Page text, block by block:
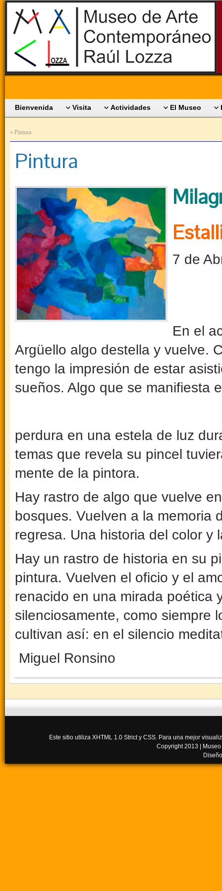
Bienvenida Visita Actividades El Museo
« Pintura
Pintura
7 de
En el
Argüello algo destella y vuelve.
tengo la impresión de estar
sueños. Algo que se manifiesta
perdura en una estela de luz
temas que revela su pincel
mente de la pintora.
Hay rastro de algo que vuelve
bosques. Vuelven a la memoria
regresa. Una historia del color y
Hay un rastro de historia en su
pintura. Vuelven el oficio y el
renacido en una mirada poética
silenciosamente, como siempre
cultivan así: en el silencio
Miguel Ronsino
Este sitio utiliza XHTML 1.0 Strict y CSS. Para una mejor
Copyright 2013 |